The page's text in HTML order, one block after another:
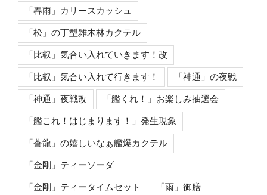
「春雨」カリースカッシュ
「松」の丁型雑木林カクテル
「比叡」気合い入れていきます！改
「比叡」気合い入れて行きます！ 「神通」の夜戦
「神通」夜戦改 「艦くれ！」お楽しみ抽選会
「艦これ！はじまります！」発生現象
「蒼龍」の嬉しいなぁ艦爆カクテル
「金剛」ティーソーダ
「金剛」ティータイムセット 「雨」御膳